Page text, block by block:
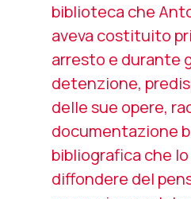
biblioteca che
aveva costituito
arresto e durante
detenzione,
delle sue opere,
documentazione
bibliografica che
diffondere del